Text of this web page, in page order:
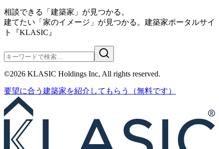
相談できる「建築家」が見つかる。
建てたい「家のイメージ」が見つかる。 建築家ポータルサイ
ト『KLASIC』
©2026 KLASIC Holdings Inc, All rights reserved.
要望に合う 建築家を紹介 してもらう （無料です）